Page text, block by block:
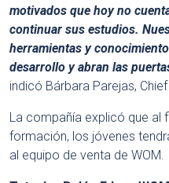
motivados que hoy no
continuar sus estudios.
herramientas y
desarrollo y abran las
indicó Bárbara Parejas,
La compañía explicó que al
formación, los jóvenes
al equipo de venta de WOM.